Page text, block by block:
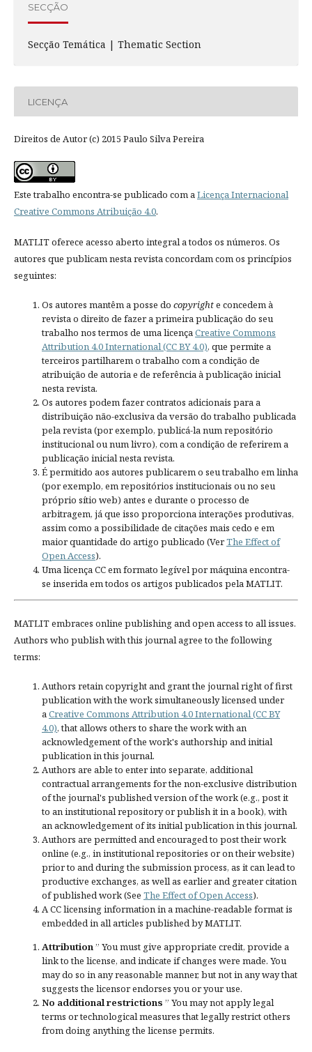
SECÇÃO
Secção Temática | Thematic Section
LICENÇA
Direitos de Autor (c) 2015 Paulo Silva Pereira
Este trabalho encontra-se publicado com aLicença Internacional
Creative Commons Atribuição 4.0.
MATLIT oferece acesso aberto integral a todos os números. Os
autores que publicam nesta revista concordam com os princípios
seguintes:
Os autores mantêm a posse do copyrighte concedem à
revista o direito de fazer a primeira publicação do seu
trabalho nos termos de uma licençaCreative Commons
Attribution 4.0 International (CC BY 4.0), que permite a
terceiros partilharem o trabalho com a condição de
atribuição de autoria e de referência à publicação inicial
nesta revista.
Os autores podem fazer contratos adicionais para a
distribuição não-exclusiva da versão do trabalho publicada
pela revista (por exemplo, publicá-la num repositório
institucional ou num livro), com a condição de referirem a
publicação inicial nesta revista.
É permitido aos autores publicarem o seu trabalho em linha
(por exemplo, em repositórios institucionais ou no seu
próprio sítio web) antes e durante o processo de
arbitragem, já que isso proporciona interações produtivas,
assim como a possibilidade de citações mais cedo e em
maior quantidade do artigo publicado (VerThe Effect of
Open Access).
Uma licença CC em formato legível por máquina encontra-
se inserida em todos os artigos publicados pela MATLIT.
MATLIT embraces online publishing and open access to all issues.
Authors who publish with this journal agree to the following
terms:
Authors retain copyright and grant the journal right of first
publication with the work simultaneously licensed under
aCreative Commons Attribution 4.0 International (CC BY
4.0), that allows others to share the work with an
acknowledgement of the work's authorship and initial
publication in this journal.
Authors are able to enter into separate, additional
contractual arrangements for the non-exclusive distribution
of the journal's published version of the work (e.g., post it
to an institutional repository or publish it in a book), with
an acknowledgement of its initial publication in this journal.
Authors are permitted and encouraged to post their work
online (e.g., in institutional repositories or on their website)
prior to and during the submission process, as it can lead to
productive exchanges, as well as earlier and greater citation
of published work (See The Effect of Open Access).
A CC licensing information in a machine-readable format is
embedded in all articles published by MATLIT.
Attribution ” You must give appropriate credit, provide a
link to the license, and indicate if changes were made. You
may do so in any reasonable manner, but not in any way that
suggests the licensor endorses you or your use.
No additional restrictions ” You may not apply legal
terms ortechnological measuresthat legally restrict others
from doing anything the license permits.